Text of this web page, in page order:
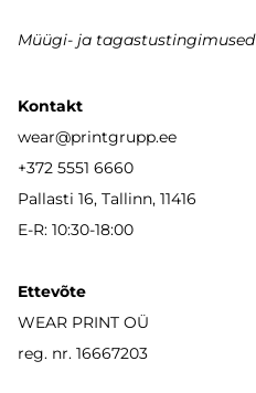
Müügi- ja tagastustingimused
Kontakt
wear@printgrupp.ee
+372 5551 6660
Pallasti 16, Tallinn, 11416
E-R: 10:30-18:00
Ettevõte
WEAR PRINT OÜ
reg. nr. 16667203